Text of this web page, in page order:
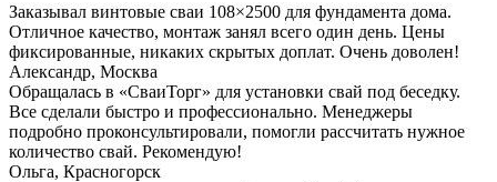
Заказывал винтовые сваи 108×2500 для фундамента дома.
Отличное качество, монтаж занял всего один день. Цены
фиксированные, никаких скрытых доплат. Очень доволен!
Александр, Москва
Обращалась в «СваиТорг» для установки свай под беседку.
Все сделали быстро и профессионально. Менеджеры
подробно проконсультировали, помогли рассчитать нужное
количество свай. Рекомендую!
Ольга, Красногорск